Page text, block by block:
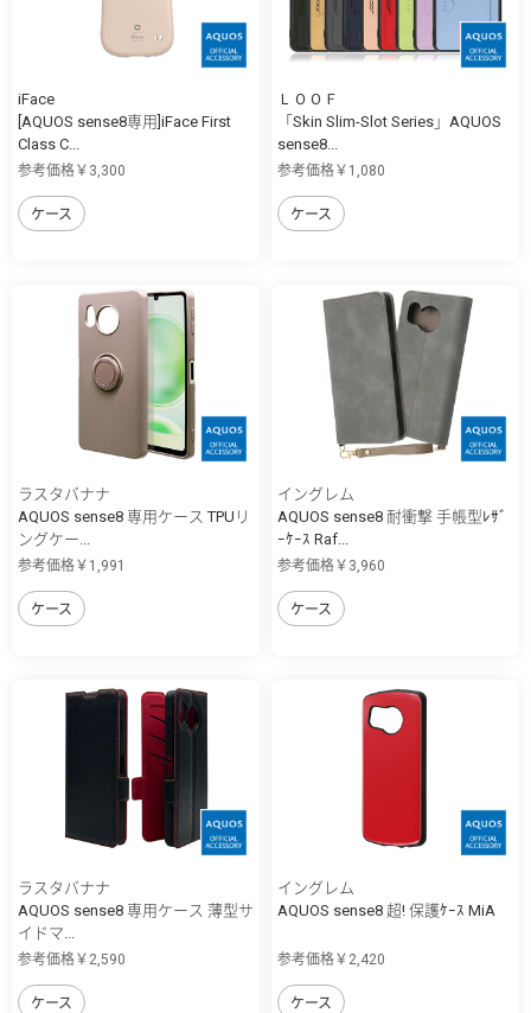
iFace
[AQUOS sense8専用]iFace First
Class C...
参考価格￥3,300
ケース
ＬＯＯＦ
「Skin Slim-Slot Series」AQUOS
sense8...
参考価格￥1,080
ケース
ラスタバナナ
AQUOS sense8 専用ケース TPUリ
ングケー...
参考価格￥1,991
ケース
イングレム
AQUOS sense8 耐衝撃 手帳型ﾚｻﾞ
ｰｹｰｽ Raf...
参考価格￥3,960
ケース
ラスタバナナ
AQUOS sense8 専用ケース 薄型サ
イドマ...
参考価格￥2,590
ケース
イングレム
AQUOS sense8 超! 保護ｹｰｽ MiA
参考価格￥2,420
ケース